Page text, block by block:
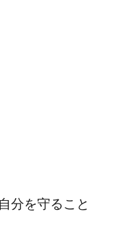
分を守ること